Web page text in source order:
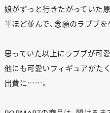
娘がずっと行きたがっていた
半ほど並んで、念願のラブブを
思っていた以上にラブブが可
他にも可愛いフィギュアがた
出費に……。